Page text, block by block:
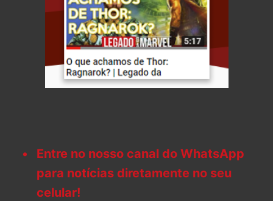
Entre no nosso canal do WhatsApp
para notícias diretamente no seu
celular!